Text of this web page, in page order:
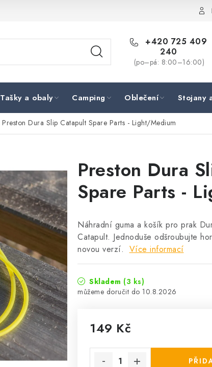
+420 725 409
240
(po–pá: 8:00–16:00)
Tašky a obaly Camping Oblečení Stojany
Preston Dura Slip Catapult Spare Parts - Light/Medium
Preston Dura
Spare Parts -
Náhradní guma a košík pro prak
Catapult. Jednoduše odšroubujte
novou verzí. Více informací
Skladem (3 ks)
10.8.2026
149 Kč